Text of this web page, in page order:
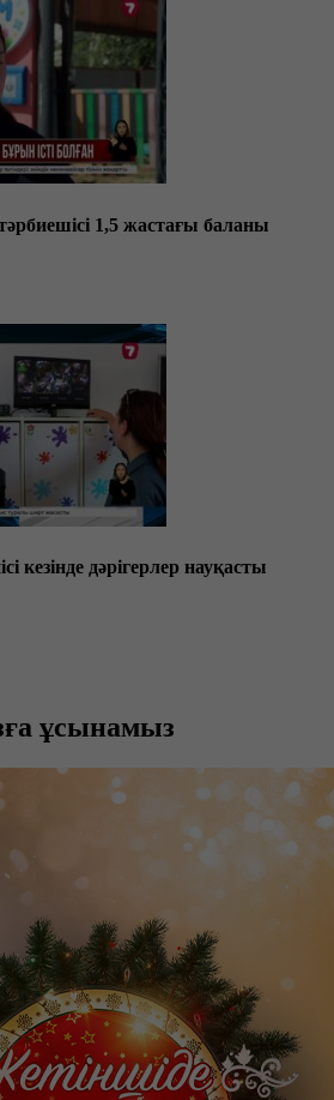
1,5 жастағы баланы
кезінде дәрігерлер науқасты
ұсынамыз